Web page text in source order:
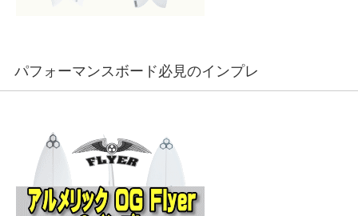
パフォーマンスボード必見のインプレ